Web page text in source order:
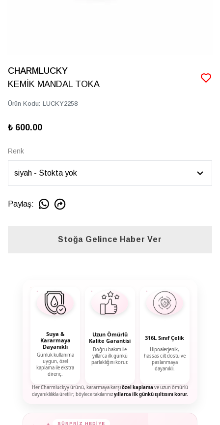
CHARMLUCKY
KEMİK MANDAL TOKA
Ürün Kodu: LUCKY2258
₺ 600.00
Renk
Paylaş:
Stoğa Gelince Haber Ver
Suya &
Kararmaya
Dayanıklı
Günlük kullanıma
uygun, özel
kaplama ile ekstra
direnç.
Uzun Ömürlü
Kalite Garantisi
Doğru bakım ile
yıllarca ilk günkü
parlaklığını korur.
316L Sınıf Çelik
Hipoalerjenik,
hassas cilt dostu ve
paslanmaya
dayanıklı.
Her Charmluckyy ürünü, kararmaya karşıözel kaplama ve uzun ömürlü
dayanıklılıkla üretilir; böylece takılarınızyıllarca ilk günkü ışıltısını korur.
SÜRPRİZ HEDİYE